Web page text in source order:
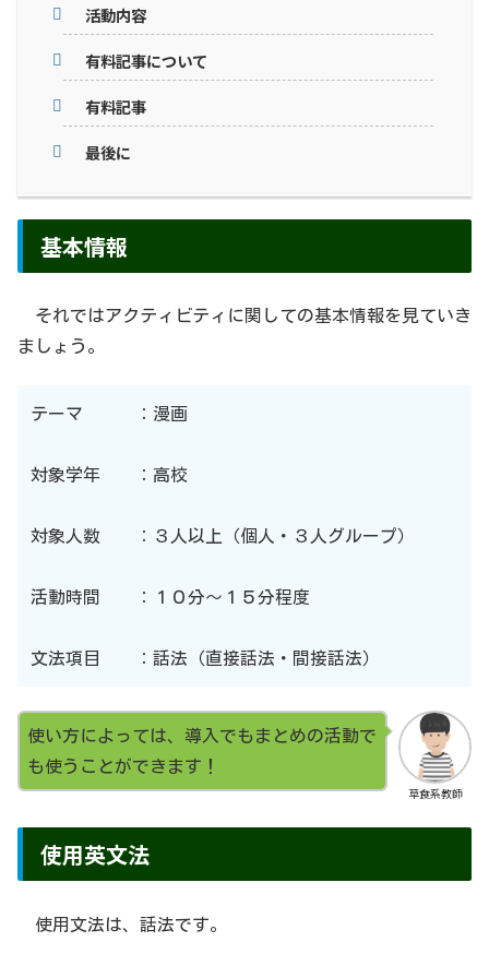
活動内容
有料記事について
有料記事
最後に
基本情報
それではアクティビティに関しての基本情報を見ていき
ましょう。
テーマ ：漫画
対象学年 ：高校
対象人数 ：３人以上（個人・３人グループ）
活動時間 ：１０分〜１５分程度
文法項目 ：話法（直接話法・間接話法）
草食系教師
使い方によっては、導入でもまとめの活動で
も使うことができます！
使用英文法
使用文法は、話法です。